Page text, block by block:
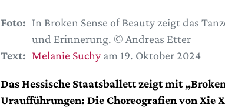
Foto: In Broken Sense of Beauty zeigt das
und Erinnerung. © Andreas Etter
Text: Melanie Suchyam 19. Oktober 2024
Das Hessische Staatsballett zeigt mit
Uraufführungen: Die Choreografien von Xie